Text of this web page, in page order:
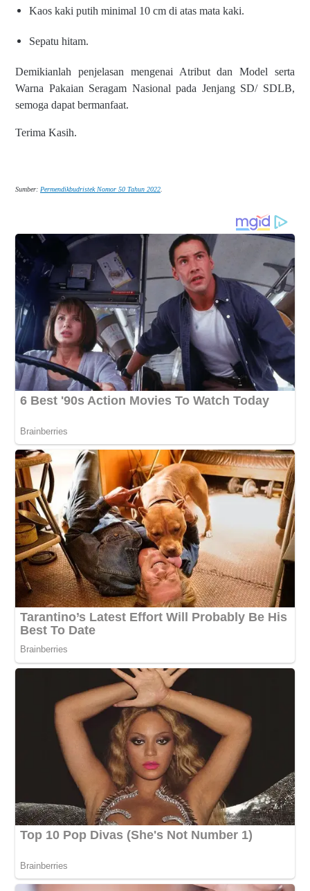
Kaos kaki putih minimal 10 cm di atas mata kaki.
Sepatu hitam.
Demikianlah penjelasan mengenai Atribut dan Model serta
Warna Pakaian Seragam Nasional pada Jenjang SD/ SDLB,
semoga dapat bermanfaat.
Terima Kasih.
Sumber: Permendikbudristek Nomor 50 Tahun 2022